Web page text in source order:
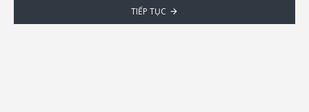
TIẾP TỤC